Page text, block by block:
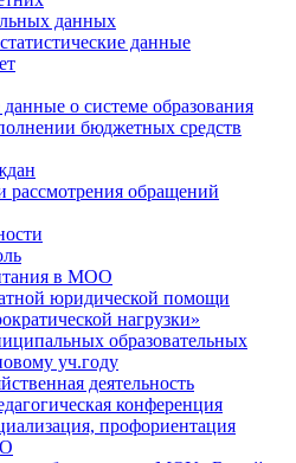
данных
данные
о системе образования
бюджетных средств
рассмотрения обращений
в МОО
юридической помощи
нагрузки»
образовательных
уч.году
деятельность
конференция
профориентация